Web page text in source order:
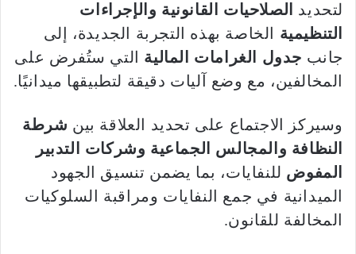
لتحديد
الصلاحيات القانونية والإجراءات
التنظيمية الخاصة بهذه التجربة الجديدة، إلى
جانب جدول الغرامات المالية التي ستُفرض على
المخالفين، مع وضع آليات دقيقة لتطبيقها ميدانيًا.
وسيركز الاجتماع على تحديد العلاقة بين شرطة
النظافة والمجالس الجماعية وشركات التدبير
المفوض للنفايات، بما يضمن تنسيق الجهود
الميدانية في جمع النفايات ومراقبة السلوكيات
المخالفة للقانون.